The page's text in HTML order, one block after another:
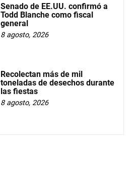
Senado de EE.UU. confirmó a
Todd Blanche como fiscal
general
8 agosto, 2026
Recolectan más de mil
toneladas de desechos durante
las fiestas
8 agosto, 2026